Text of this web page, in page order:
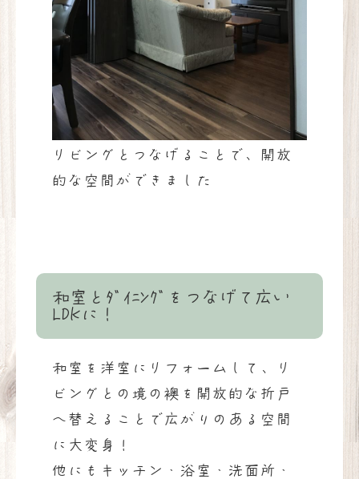
リビングとつなげることで、開放
的な空間ができました
和室とﾀﾞｲﾆﾝｸﾞをつなげて広い
LDKに！
和室を洋室にリフォームして、リ
ビングとの境の襖を開放的な折戸
へ替えることで広がりのある空間
に大変身！
他にもキッチン・浴室・洗面所・